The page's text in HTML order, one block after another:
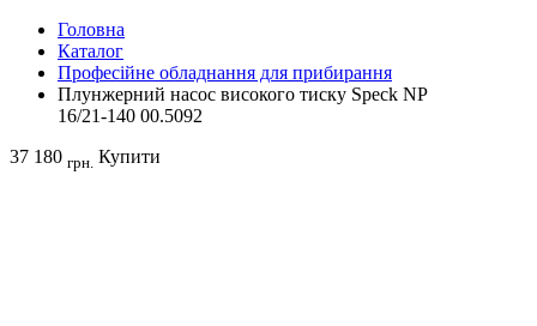
Головна
Каталог
Професійне обладнання для прибирання
Плунжерний насос високого тиску Speck NP
16/21-140 00.5092
37 180 грн. Купити